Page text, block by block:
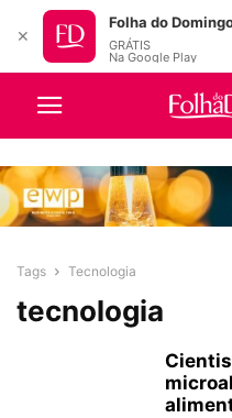
Tags Tecnologia
tecnologia
✕
Folha do
GRÁTIS
Na Google Play